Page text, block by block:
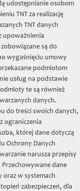
udostępnianie osobom
TNT za realizację
TNT danych
upoważnienia
są do
wygaśnięciu umowy
podmiotom
usług na podstawie
te są również
danych.
do treści swoich danych,
ograniczenia
której dane dotyczą
Ochrony Danych
narusza przepisy
dane
oraz w systemach
zabezpieczeń, dla